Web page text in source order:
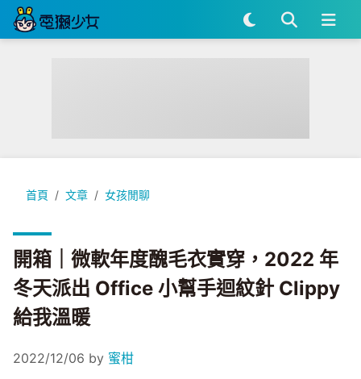
首頁 文章 女孩閒聊
開箱｜微軟年度醜毛衣實穿，2022 年冬天派出 Office 小幫手
開箱｜微軟年度醜毛衣實穿，2022 年
冬天派出 Office 小幫手迴紋針 Clippy
給我溫暖
2022/12/06 by 蜜柑